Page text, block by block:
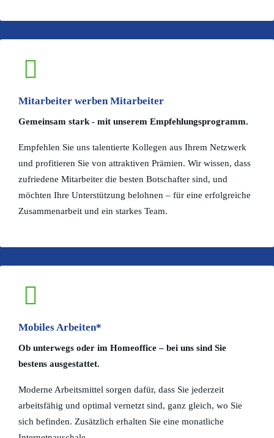
Mitarbeiter werben Mitarbeiter
Gemeinsam stark - mit unserem Empfehlungsprogramm.
Empfehlen Sie uns talentierte Kollegen aus Ihrem Netzwerk
und profitieren Sie von attraktiven Prämien. Wir wissen, dass
zufriedene Mitarbeiter die besten Botschafter sind, und
möchten Ihre Unterstützung belohnen – für eine erfolgreiche
Zusammenarbeit und ein starkes Team.
Mobiles Arbeiten*
Ob unterwegs oder im Homeoffice – bei uns sind Sie
bestens ausgestattet.
Moderne Arbeitsmittel sorgen dafür, dass Sie jederzeit
arbeitsfähig und optimal vernetzt sind, ganz gleich, wo Sie
sich befinden. Zusätzlich erhalten Sie eine monatliche